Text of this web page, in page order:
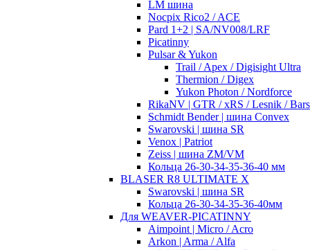
LM шина
Nocpix Rico2 / ACE
Pard 1+2 | SA/NV008/LRF
Picatinny
Pulsar & Yukon
Trail / Apex / Digisight Ultra
Thermion / Digex
Yukon Photon / Nordforce
RikaNV | GTR / xRS / Lesnik /
Schmidt Bender | шина Convex
Swarovski | шина SR
Venox | Patriot
Zeiss | шина ZM/VM
Кольца 26-30-34-35-36-40 мм
BLASER R8 ULTIMATE X
Swarovski | шина SR
Кольца 26-30-34-35-36-40мм
Для WEAVER-PICATINNY
Aimpoint | Micro / Acro
Arkon | Arma / Alfa